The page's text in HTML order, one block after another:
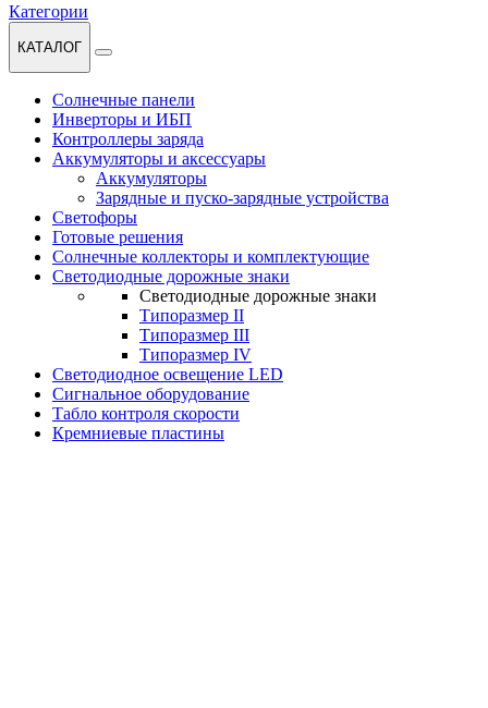
Категории
КАТАЛОГ
Солнечные панели
Инверторы и ИБП
Контроллеры заряда
Аккумуляторы и аксессуары
Аккумуляторы
Зарядные и пуско-зарядные устройства
Светофоры
Готовые решения
Солнечные коллекторы и комплектующие
Светодиодные дорожные знаки
Светодиодные дорожные знаки
Типоразмер II
Типоразмер III
Типоразмер IV
Светодиодное освещение LED
Сигнальное оборудование
Табло контроля скорости
Кремниевые пластины